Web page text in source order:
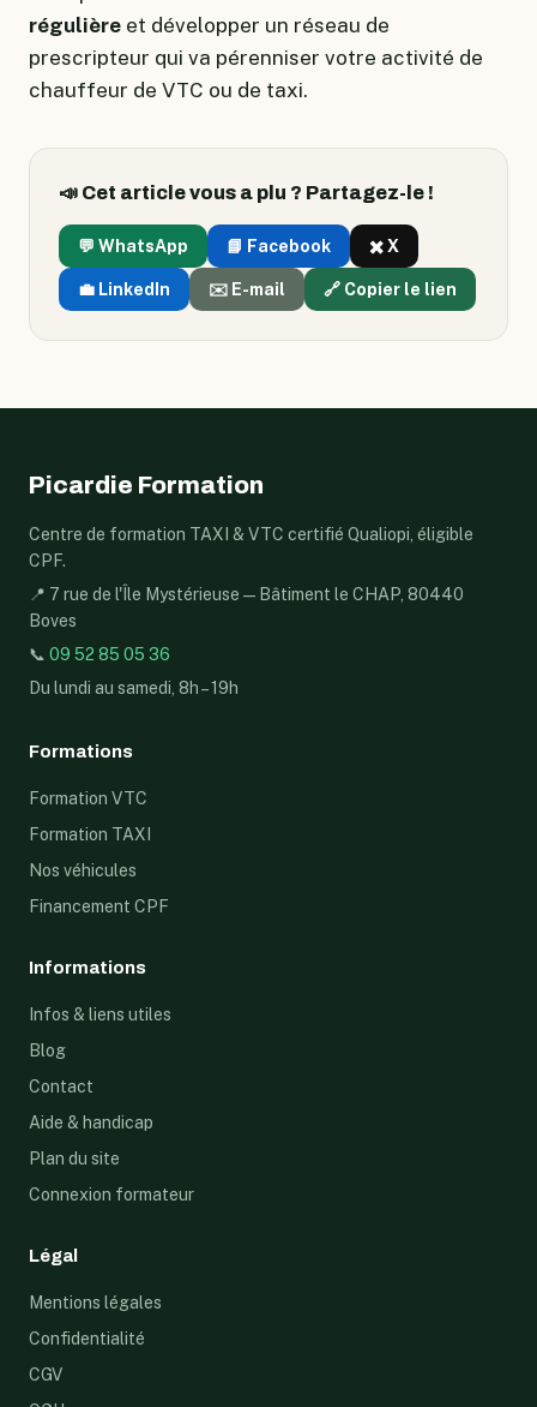
régulière et développer un réseau de
prescripteur qui va pérenniser votre activité de
chauffeur de VTC ou de taxi.
📣 Cet article vous a plu ? Partagez-le !
💬 WhatsApp 📘 Facebook ✖️ X
💼 LinkedIn ✉️ E-mail 🔗 Copier le lien
Picardie Formation
Centre de formation TAXI & VTC certifié Qualiopi, éligible
CPF.
📍 7 rue de l'Île Mystérieuse — Bâtiment le CHAP, 80440
Boves
📞 09 52 85 05 36
Du lundi au samedi, 8h – 19h
Formations
Formation VTC
Formation TAXI
Nos véhicules
Financement CPF
Informations
Infos & liens utiles
Blog
Contact
Aide & handicap
Plan du site
Connexion formateur
Légal
Mentions légales
Confidentialité
CGV